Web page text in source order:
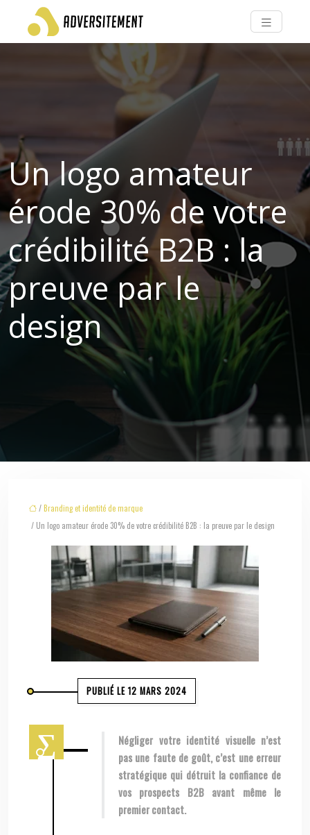
Un logo amateur
érode 30% de votre
crédibilité B2B : la
preuve par le
design
/Branding et identité de marque
/ Un logo amateur érode 30% de votre crédibilité B2B : la preuve par le design
PUBLIÉ LE 12 MARS 2024
Négliger votre identité visuelle n’est
pas une faute de goût, c’est une erreur
stratégique qui détruit la confiance de
vos prospects B2B avant même le
premier contact.